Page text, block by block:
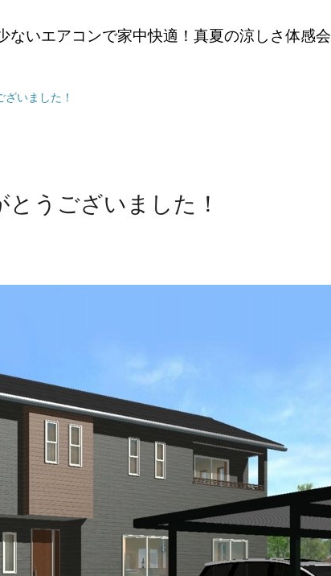
ないエアコンで家中快適！真夏の涼しさ体感会
いました！
うございました！